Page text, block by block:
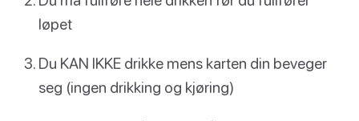
løpet
Du KAN IKKE drikke mens karten din beveger
seg (ingen drikking og kjøring)